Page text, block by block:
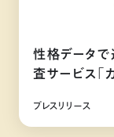
性格データ
査サービス「
プレスリリース